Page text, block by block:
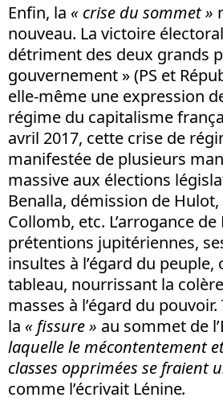
Enfin, la « crise du sommet »
nouveau. La victoire
détriment des deux grands
gouvernement » (PS et
elle-même une expression
régime du capitalisme
avril 2017, cette crise de
manifestée de plusieurs
massive aux élections
Benalla, démission de
Collomb, etc. L’arrogance
prétentions jupitériennes,
insultes à l’égard du
tableau, nourrissant la
masses à l’égard du
la « fissure » au sommet de
laquelle le mécontentement
classes opprimées se fraient
comme l’écrivait Lénine.